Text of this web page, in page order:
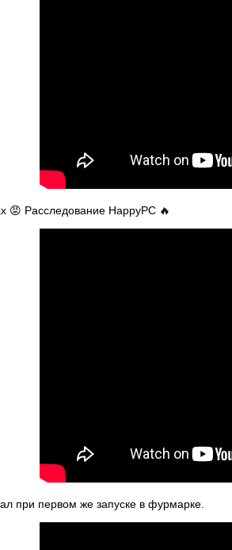
😡 Расследование HappyPC 🔥
при первом же запуске в фурмарке.